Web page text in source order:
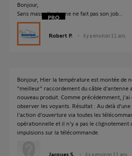
Bonjour,
Sans masse l'antenne ne fait pas son job...
Robert P. il y a environ 11 ans
Bonjour, Hier la température est montée de
"meilleur" raccordement du câble d'antenne
nouveau produit. Comme précédemment,
observer les voyants. Résultat : Au delà
l'action d'ouverture via toutes les
opérationnelle et il n'y a pas le clignotement
impulsions sur la télécommande.
Jacques S. il y a environ 11 ans